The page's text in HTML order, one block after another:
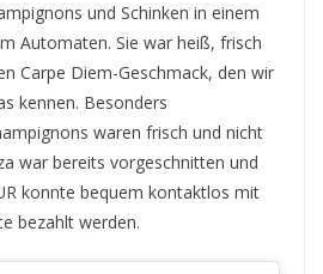
und Schinken in einem
Automaten. Sie war heiß, frisch
Carpe Diem-Geschmack, den wir
kennen. Besonders
waren frisch und nicht
war bereits vorgeschnitten und
konnte bequem kontaktlos mit
bezahlt werden.